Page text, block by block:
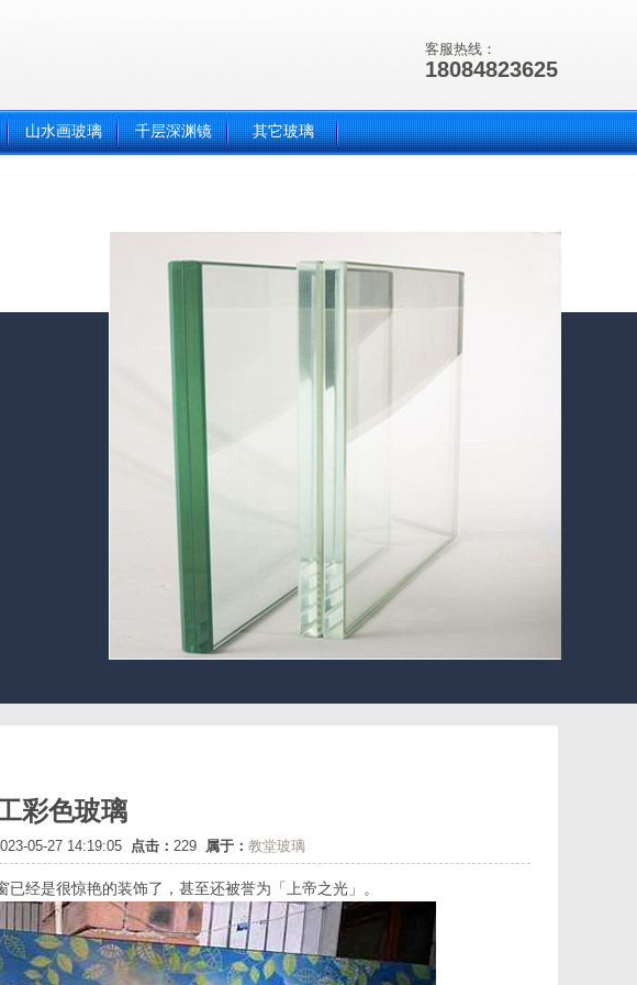
客服热线：
18084823625
山水画玻璃 千层深渊镜 其它玻璃
彩色玻璃
05-27 14:19:05 点击： 229 属于： 教堂玻璃
经是很惊艳的装饰了，甚至还被誉为「上帝之光」。